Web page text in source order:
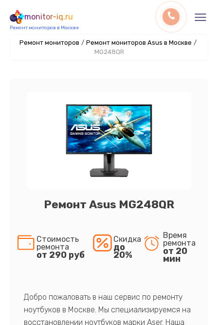
monitor-iq.ru
Ремонт мониторов в Москве
Ремонт мониторов / Ремонт мониторов Asus в Москве /
MG248QR
Ремонт Asus MG248QR
Стоимость
ремонта
от 290 руб
Скидка
до
20%
Время
ремонта
от 20
мин
Добро пожаловать в наш сервис по ремонту
ноутбуков в Москве. Мы специализируемся на
восстановлении ноутбуков марки Aser. Наша